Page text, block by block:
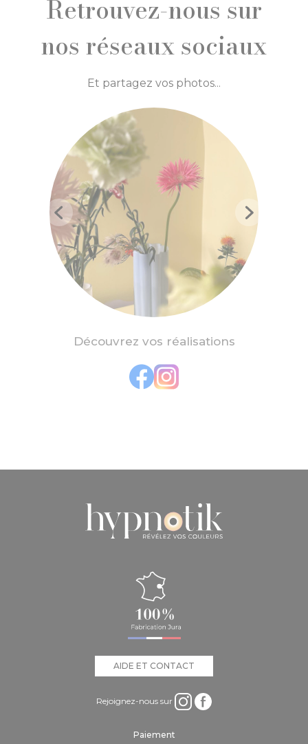
Retrouvez-nous sur
nos réseaux sociaux
Et partagez vos photos...
Découvrez vos réalisations
Paiement
AIDE ET CONTACT
Rejoignez-nous sur